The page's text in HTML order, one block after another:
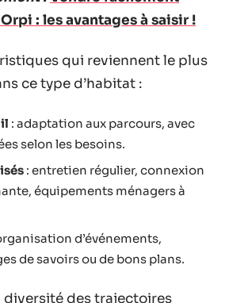
: les avantages à saisir !
qui reviennent le plus
ce type d’habitat :
: adaptation aux parcours, avec
selon les besoins.
: entretien régulier, connexion
équipements ménagers à
d’événements,
de savoirs ou de bons plans.
diversité des trajectoires